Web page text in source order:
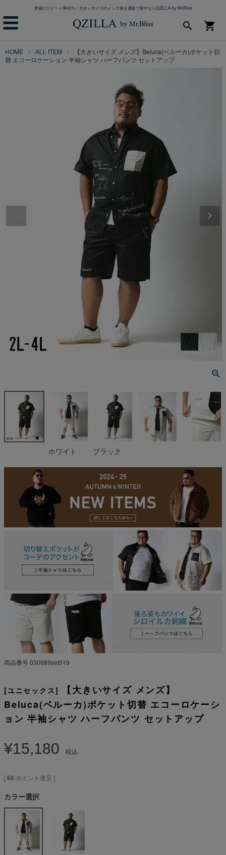
脅威のリピート率82%！大きいサイズのメンズ服を通販で探すならQZILLA by Mr.Bliss
☰ shopping_cart
search
HOME ALL ITEM
【大きいサイズ メンズ】Beluca(ベルーカ)ポケット切
替 エコーロケーション 半袖シャツ ハーフパンツ セットアップ
ホワイト ブラック
商品番号030689set019
[ユニセックス]
【大きいサイズ メンズ】
Beluca(ベルーカ)ポケット切替 エコーロケーシ
ョン 半袖シャツ ハーフパンツ セットアップ
¥15,180 税込
[69 ポイント進呈 ]
カラー選択